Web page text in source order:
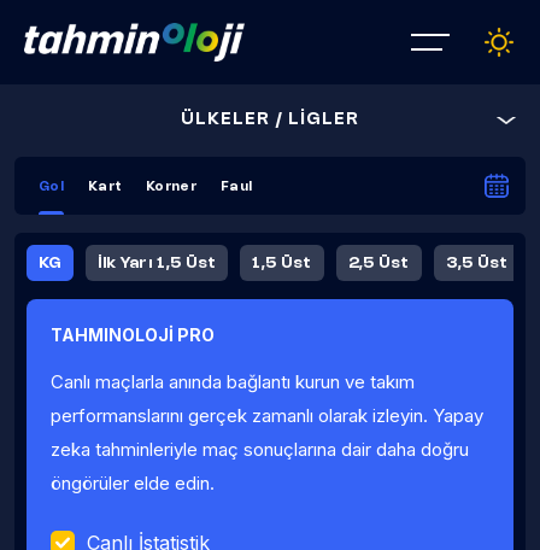
ÜLKELER / LİGLER
Gol Kart Korner Faul
KG İlk Yarı 1,5 Üst 1,5 Üst 2,5 Üst 3,5 Üst
Fauller Ortalama
TAHMINOLOJİ PRO
Canlı maçlarla anında bağlantı kurun ve takım
performanslarını gerçek zamanlı olarak izleyin. Yapay
zeka tahminleriyle maç sonuçlarına dair daha doğru
öngörüler elde edin.
Canlı İstatistik